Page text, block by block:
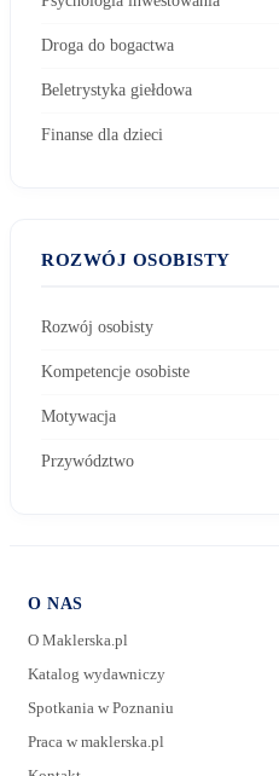
Droga do bogactwa
Beletrystyka giełdowa
Finanse dla dzieci
ROZWÓJ OSOBISTY
Rozwój osobisty
Kompetencje osobiste
Motywacja
Przywództwo
O NAS
O Maklerska.pl
Katalog wydawniczy
Spotkania w Poznaniu
Praca w maklerska.pl
E-mail: